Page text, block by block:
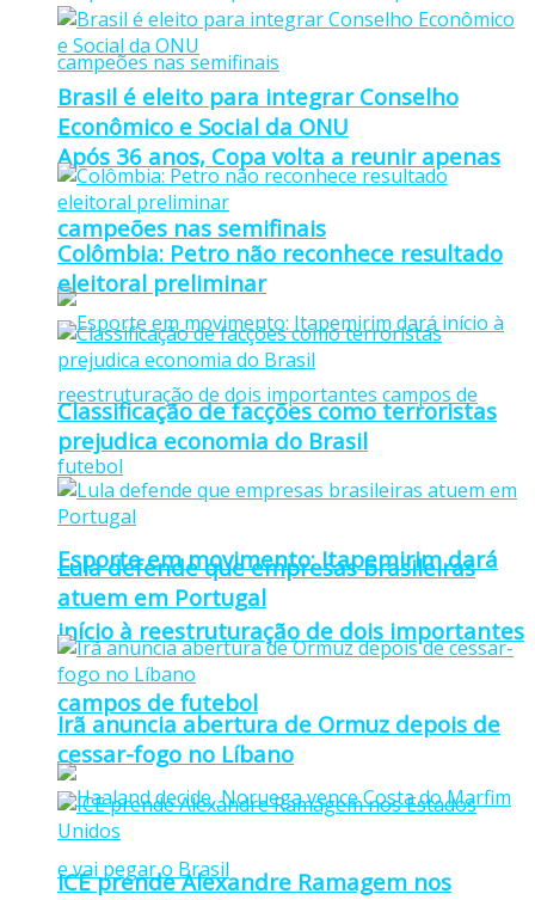
Após 36 anos, Copa volta a reunir apenas
campeões nas semifinais
Esporte em movimento: Itapemirim dará
início à reestruturação de dois importantes
campos de futebol
Brasil é eleito para integrar Conselho
Econômico e Social da ONU
Colômbia: Petro não reconhece resultado
eleitoral preliminar
Classificação de facções como terroristas
prejudica economia do Brasil
Lula defende que empresas brasileiras
atuem em Portugal
Irã anuncia abertura de Ormuz depois de
cessar-fogo no Líbano
ICE prende Alexandre Ramagem nos